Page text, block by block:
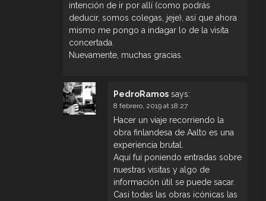
intención de ir por allí (como podrás
deducir, somos colegas, jeje), así que ahora
mismo me pongo a indagar lo de la visita
concertada.
Nuevamente, muchas gracias.
PedroRamos says:
8 febrero, 2019 at 18:27
Hacer un viaje recorriendo la
obra finlandesa de Aalto es una
experiencia brutal.
Aquí fui poniendo entradas sobre
nuestras visitas y algo de
información útil se puede sacar.
Casi todas las obras icónicas las